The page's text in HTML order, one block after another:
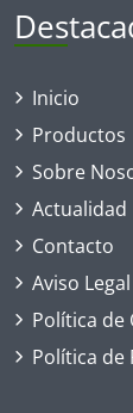
Inicio
Productos
Sobre
Actualidad
Contacto
Aviso Legal
Política de
Política de